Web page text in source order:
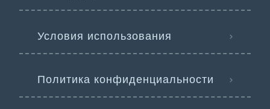
Условия использования
Политика конфиденциальности